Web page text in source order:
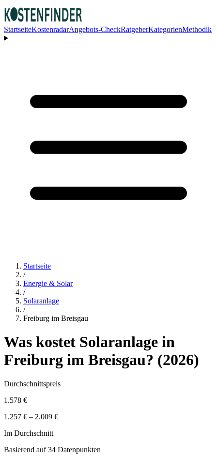
StartseiteKostenradarAngebots-CheckRatgeberKategorienMethodik
Startseite
/
Energie & Solar
/
Solaranlage
/
Freiburg im Breisgau
Was kostet Solaranlage in
Freiburg im Breisgau? (2026)
Durchschnittspreis
1.578 €
1.257 € – 2.009 €
Im Durchschnitt
Basierend auf34 Datenpunkten